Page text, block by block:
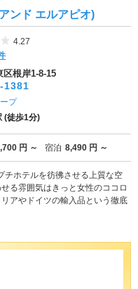
ンド エルアピオ)
5つ星のうち4
4.27
区根岸1-8-15
1381
プ
(徒歩1分)
円 ～ 宿泊 8,490 円 ～
チホテルを彷彿させる上質な空
る雰囲気はきっと女性のココロ
アやドイツの輸入品という徹底